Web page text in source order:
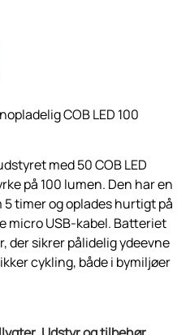
COB LED 100
med 50 COB LED
på 100 lumen. Den har en
timer og oplades hurtigt på
micro USB-kabel. Batteriet
der sikrer pålidelig ydeevne
cykling, både i bymiljøer